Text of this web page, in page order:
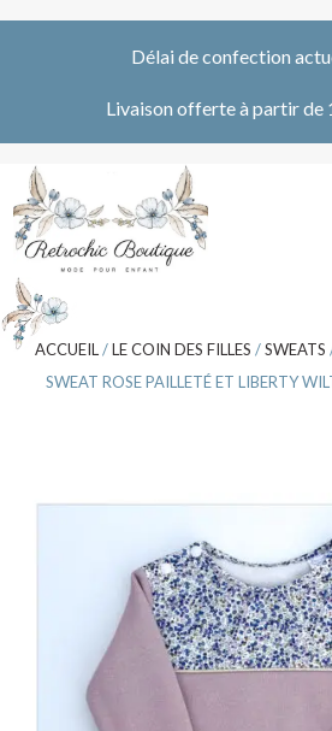
Délai de confection
Livaison offerte à partir de
ACCUEIL /LE COIN DES FILLES /SWEATS
SWEAT ROSE PAILLETÉ ET LIBERTY